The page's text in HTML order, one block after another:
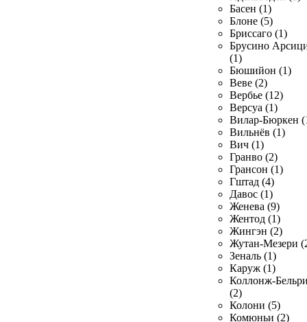
Басен (1)
Блоне (5)
Бриссаго (1)
Брусино
(1)
Бюшийон (1)
Веве (2)
Вербье (12)
Версуа (1)
Вилар-Бюркен
Вильнёв (1)
Вич (1)
Гранво (2)
Грансон (1)
Гштад (4)
Давос (1)
Женева (9)
Жентод (1)
Жингэн (2)
Жутан-Мезери
Зеналь (1)
Каруж (1)
Коллонж-
(2)
Колони (5)
Комюньи (2)